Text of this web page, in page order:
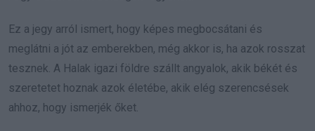
Ez a jegy arról ismert, hogy képes megbocsátani és
meglátni a jót az emberekben, még akkor is, ha azok rosszat
tesznek. A Halak igazi földre szállt angyalok, akik békét és
szeretetet hoznak azok életébe, akik elég szerencsések
ahhoz, hogy ismerjék őket.